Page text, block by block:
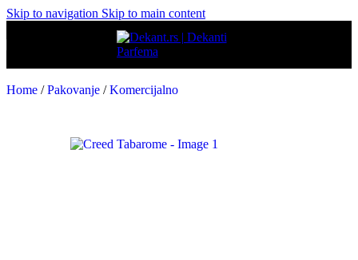
Skip to navigation Skip to main content
Home / Pakovanje / Komercijalno